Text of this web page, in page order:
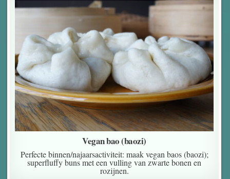
Vegan bao (baozi)
Perfecte binnen/najaarsactiviteit: maak vegan baos (baozi);
superfluffy buns met een vulling van zwarte bonen en
rozijnen.